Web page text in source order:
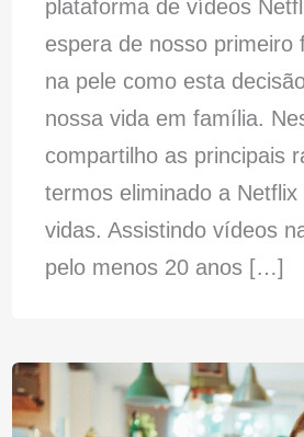
plataforma de vídeos
espera de nosso primeiro
na pele como esta
nossa vida em família.
compartilho as principais
termos eliminado a Netflix
vidas. Assistindo vídeos
pelo menos 20 anos […]